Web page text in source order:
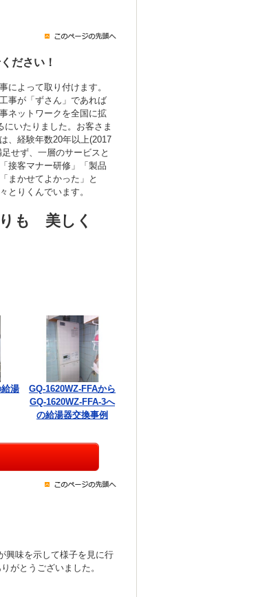
ださい！
によって取り付けます。
事が「ずさん」であれば
ネットワークを全国に拡
いたりました。お客さま
、経験年数20年以上(2017
せず、一層のサービスと
接客マナー研修」「製品
まかせてよかった」と
とりくんでいます。
も 美しく
湯
GQ-1620WZ-FFAから
GQ-1620WZ-FFA-3へ
の給湯器交換事例
興味を示して様子を見に行
がとうございました。